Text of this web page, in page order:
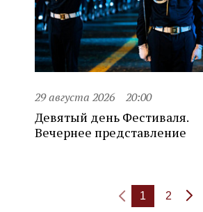
29 августа 2026 20:00
Девятый день Фестиваля.
Вечернее представление
1 2